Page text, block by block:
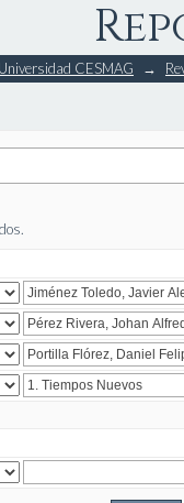
CESMAG →